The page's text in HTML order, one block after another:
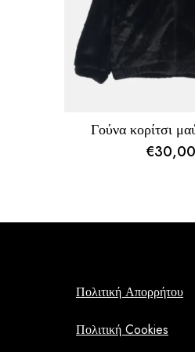
Γούνα κορίτσι
€30,00
Πολιτική Απορρήτου
Πολιτική Cookies